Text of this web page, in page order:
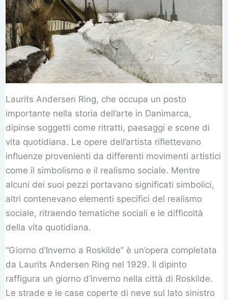
Laurits Andersen Ring, che occupa un posto
importante nella storia dell’arte in Danimarca,
dipinse soggetti come ritratti, paesaggi e scene di
vita quotidiana. Le opere dell’artista riflettevano
influenze provenienti da differenti movimenti artistici
come il simbolismo e il realismo sociale. Mentre
alcuni dei suoi pezzi portavano significati simbolici,
altri contenevano elementi specifici del realismo
sociale, ritraendo tematiche sociali e le difficoltà
della vita quotidiana.
“Giorno d’Inverno a Roskilde” è un’opera completata
da Laurits Andersen Ring nel 1929. Il dipinto
raffigura un giorno d’inverno nella città di Roskilde.
Le strade e le case coperte di neve sul lato sinistro